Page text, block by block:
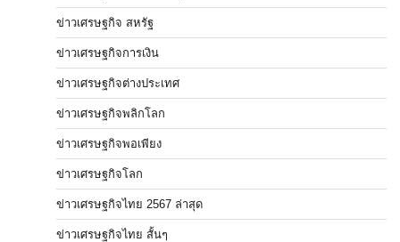
ข่าวเศรษฐกิจ สหรัฐ
ข่าวเศรษฐกิจการเงิน
ข่าวเศรษฐกิจต่างประเทศ
ข่าวเศรษฐกิจพลิกโลก
ข่าวเศรษฐกิจพอเพียง
ข่าวเศรษฐกิจโลก
ข่าวเศรษฐกิจไทย 2567 ล่าสุด
ข่าวเศรษฐกิจไทย สั้นๆ